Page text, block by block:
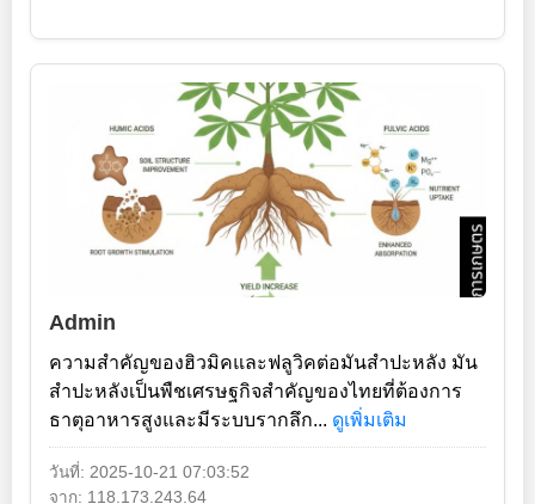
Admin
ความสำคัญของฮิวมิคและฟลูวิคต่อมันสำปะหลัง มัน
สำปะหลังเป็นพืชเศรษฐกิจสำคัญของไทยที่ต้องการ
ธาตุอาหารสูงและมีระบบรากลึก... ดูเพิ่มเติม
วันที่: 2025-10-21 07:03:52
จาก: 118.173.243.64